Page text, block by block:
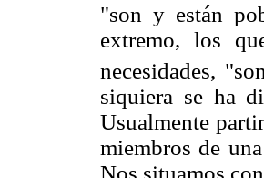
"son y están
extremo, los
necesidades,
siquiera se ha
Usualmente
miembros de
Nos situamos